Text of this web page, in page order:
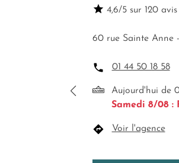
4,6/5 sur 120
60 rue Sainte Anne
01 44 50 18 58
Aujourd'hui de
Samedi 8/08 :
Voir l'agence